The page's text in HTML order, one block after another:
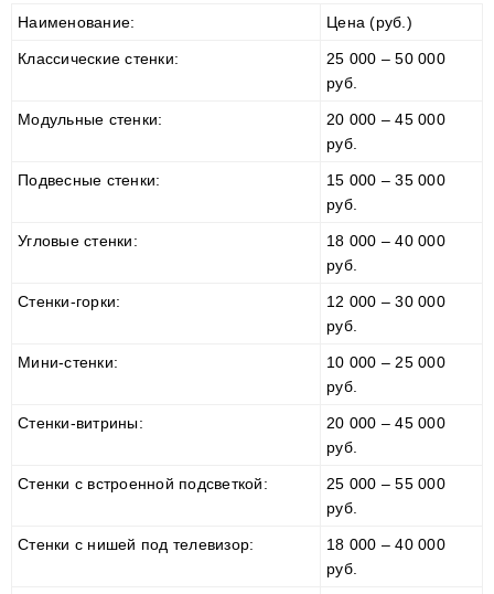
Наименование: Цена (руб.)
Классические стенки:
25 000 – 50 000
руб.
Модульные стенки:
20 000 – 45 000
руб.
Подвесные стенки:
15 000 – 35 000
руб.
Угловые стенки:
18 000 – 40 000
руб.
Стенки-горки:
12 000 – 30 000
руб.
Мини-стенки:
10 000 – 25 000
руб.
Стенки-витрины:
20 000 – 45 000
руб.
Стенки с встроенной подсветкой:
25 000 – 55 000
руб.
Стенки с нишей под телевизор:
18 000 – 40 000
руб.